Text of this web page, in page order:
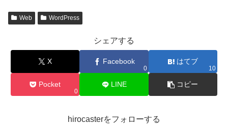
Web WordPress
シェアする
X Facebook
0
はてブ
10
Pocket
0
LINE コピー
hirocasterをフォローする